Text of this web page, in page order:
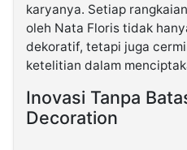
karyanya. Setiap
oleh Nata Floris tidak
dekoratif, tetapi juga
ketelitian dalam
Inovasi Tanpa
Decoration